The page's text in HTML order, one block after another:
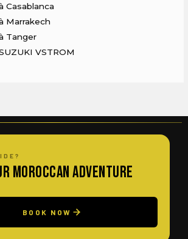
Casablanca
Marrakech
Tanger
VSTROM
Moroccan Adventure
BOOK NOW